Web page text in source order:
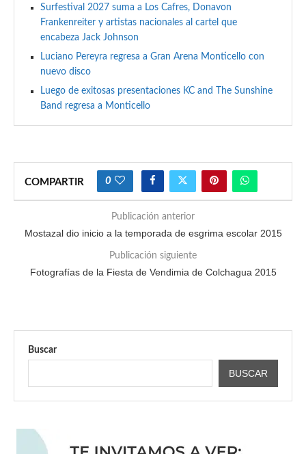
Surfestival 2027 suma a Los Cafres, Donavon
Frankenreiter y artistas nacionales al cartel que
encabeza Jack Johnson
Luciano Pereyra regresa a Gran Arena Monticello con
nuevo disco
Luego de exitosas presentaciones KC and The Sunshine
Band regresa a Monticello
COMPARTIR 0
Publicación anterior
Mostazal dio inicio a la temporada de esgrima escolar 2015
Publicación siguiente
Fotografías de la Fiesta de Vendimia de Colchagua 2015
Buscar
BUSCAR